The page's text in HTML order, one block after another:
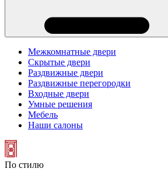
Межкомнатные двери
Скрытые двери
Раздвижные двери
Раздвижные перегородки
Входные двери
Умные решения
Мебель
Наши салоны
По стилю